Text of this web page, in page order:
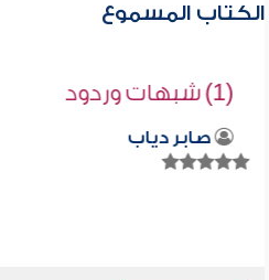
الكتاب المسموع
(1) شبهات وردود
صابر دياب